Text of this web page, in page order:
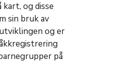
og disse
sin bruk av
og er
på